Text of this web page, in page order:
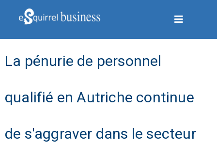
La pénurie de personnel
qualifié en Autriche continue
de s'aggraver dans le secteur